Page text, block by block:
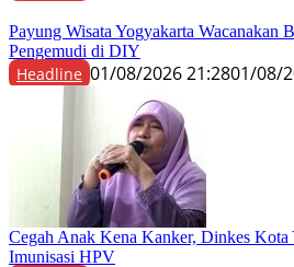
Payung Wisata Yogyakarta Wacanakan
Pengemudi di DIY
Headline 01/08/2026 21:2801/08/
Cegah Anak Kena Kanker, Dinkes Kota
Imunisasi HPV